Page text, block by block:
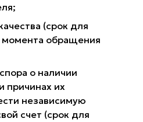
(срок для
момента обращения
о наличии
причинах их
независимую
счет (срок для